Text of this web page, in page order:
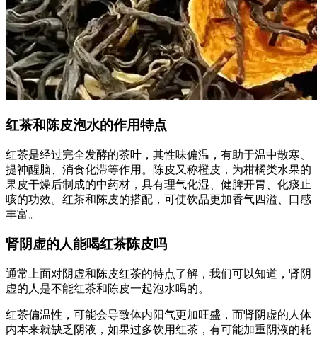
红茶和陈皮泡水的作用特点
红茶是经过完全发酵的茶叶，其性味偏温，有助于温中散寒、
提神醒脑、消食化滞等作用。陈皮又称橙皮，为柑橘类水果的
果皮干燥后制成的中药材，具有理气化湿、健脾开胃、化痰止
咳的功效。红茶和陈皮的搭配，可使饮品更加香气四溢、口感
丰富。
肾阴虚的人能喝红茶陈皮吗
通常上面对阴虚和陈皮红茶的特点了解，我们可以知道，肾阴
虚的人是不能红茶和陈皮一起泡水喝的。
红茶偏温性，可能会导致体内阳气更加旺盛，而肾阴虚的人体
内本来就缺乏阴液，如果过多饮用红茶，有可能加重阴液的耗